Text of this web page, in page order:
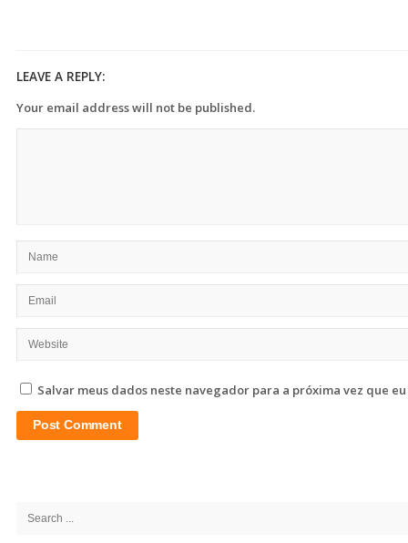
LEAVE A REPLY:
Your email address will not be published.
Salvar meus dados neste navegador para a próxima vez que
Search